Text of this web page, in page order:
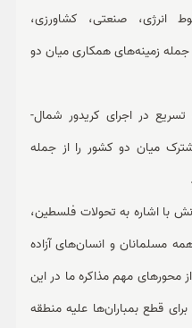
انرژی، صنعتی، کشاورزی،
جمله زمینه‌های همکاری میان دو
تسریع در اجرای کریدور شمال-
میان دو کشور را از جمله
با اشاره به تحولات فلسطین،
مسلمانان و انسان‌های آزاده
محورهای مهم مذاکره ما در این
قطع بمباران‌ها علیه منطقه